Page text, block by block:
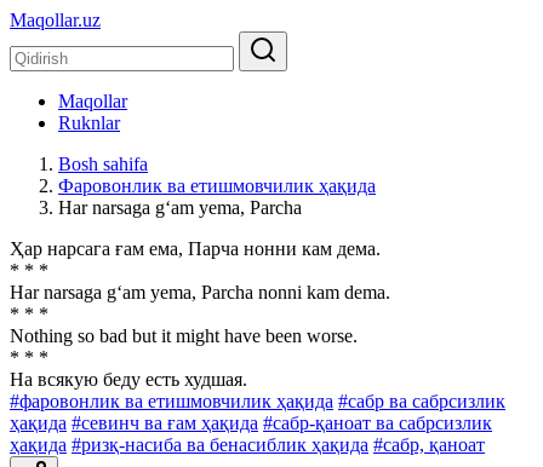
Maqollar.uz
Maqollar
Ruknlar
Bosh sahifa
Фаровонлик ва етишмовчилик ҳақида
Har narsaga g‘am yema, Parcha
Ҳар нарсага ғам ема, Парча нонни кам дема.
* * *
Har narsaga g‘am yema, Parcha nonni kam dema.
* * *
Nothing so bad but it might have been worse.
* * *
Ha всякую беду есть худшая.
#фаровонлик ва етишмовчилик ҳақида #сабр ва сабрсизлик
ҳақида #севинч ва ғам ҳақида #сабр-қаноат ва сабрсизлик
ҳақида #ризқ-насиба ва бенасиблик ҳақида #сабр, қаноат